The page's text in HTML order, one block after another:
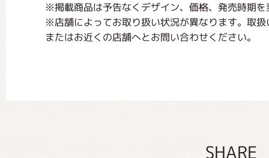
※掲載商品は予告なくデザイン、価格、発売時期
※店舗によってお取り扱い状況が異なります。取
またはお近くの店舗へとお問い合わせください。
SHARE